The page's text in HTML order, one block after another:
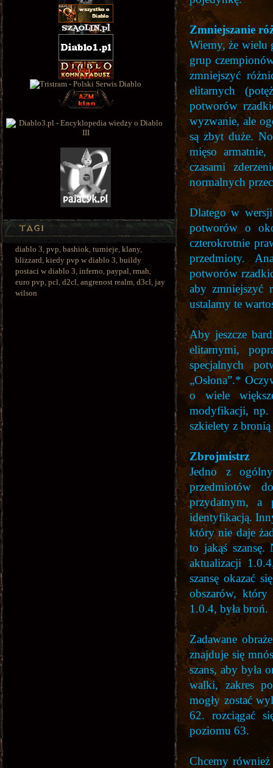
Zmniejszanie
Wiemy, że wielu
grup
zmniejszyć
elitarnych
potworów
wyzwanie, ale
są zbyt duże.
mięso
czasami
normalnych
Dlatego w
potworów o
czterokrotnie
przedmioty.
potworów
aby zmniejszyć
ustalamy te
Aby jeszcze
elitarnymi,
specjalnych
„Osłona”.*
o wiele
modyfikacji, np.
szkielety z
Zbrojmistrz
Jedno z
przedmiotów
przydatnym, a
identyfikacją.
który nie daje
to jakąś
aktualizacji
szansę okazać
obszarów,
1.0.4, była broń.
Zadawane
znajduje się
szans, aby była
walki, zakres
mogły zostać
62. rozciągać
poziomu 63.
Chcemy
diablo 3, pvp, bashiok, turnieje, klany,
blizzard, kiedy pvp w diablo 3, buildy
postaci w diablo 3, inferno, paypal, rmah,
euro pvp, pcl, d2cl, angrenost realm, d3cl, jay
wilson